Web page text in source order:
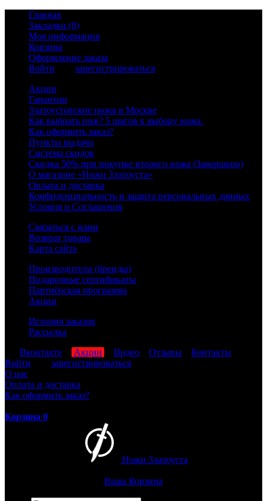
Главная
Закладки (0)
Моя информация
Корзина
Оформление заказа
Войти
зарегистрироваться
Акции
Гарантии
Златоустовские ножи в Москве
Как выбрать нож? 5 шагов к выбору ножа.
Как оформить заказ?
Пункты выдачи
Система скидок
Скидка 50% при покупке второго ножа (Завершено)
О магазине «Ножи Златоуста»
Оплата и доставка
Конфиденциальность и защита персональных данных
Условия и Соглашения
Связаться с нами
Возврат товара
Карта сайта
Производители (бренды)
Подарочные сертификаты
Партнёрская программа
Акции
История заказов
Рассылка
Вконтакте Акции Видео Отзывы
Контакты
Войти
зарегистрироваться
О нас
Оплата и доставка
Как оформить заказ?
Корзина 0
Ножи Златоуста
Ваша Корзина